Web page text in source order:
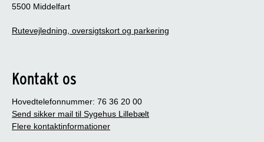
5500 Middelfart
Rutevejledning, oversigtskort og parkering
Kontakt os
Hovedtelefonnummer: 76 36 20 00
Send sikker mail til Sygehus Lillebælt
Flere kontaktinformationer